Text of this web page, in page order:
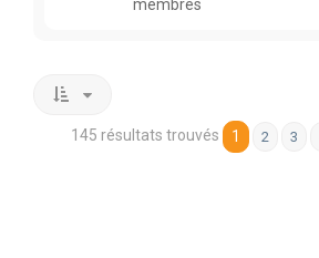
membres
145 résultats trouvés 1 2 3